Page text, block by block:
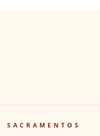
SACRAMENTOS